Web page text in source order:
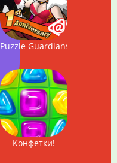
Puzzle Guardians
Конфетки!